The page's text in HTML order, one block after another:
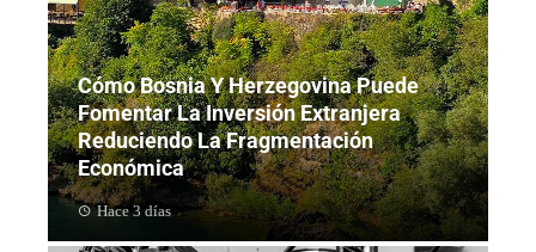
Cómo Bosnia Y Herzegovina Puede
Fomentar La Inversión Extranjera
Reduciendo La Fragmentación
Económica
Hace 3 días